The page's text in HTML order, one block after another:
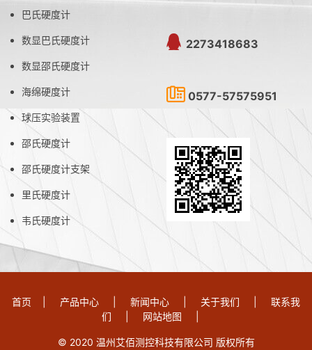
巴氏硬度计
数显巴氏硬度计
数显邵氏硬度计
海绵硬度计
球压实验装置
邵氏硬度计
邵氏硬度计支架
里氏硬度计
韦氏硬度计
2273418683
0577-57575951
首页 产品中心 新闻中心 关于我们
联系我
们
网站地图
© 2020 温州艾佰测控科技有限公司 版权所有